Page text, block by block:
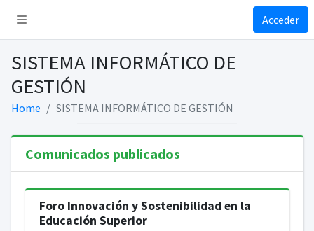
Acceder
SISTEMA INFORMÁTICO DE
GESTIÓN
Home SISTEMA INFORMÁTICO DE GESTIÓN
Comunicados publicados
Foro Innovación y Sostenibilidad en la
Educación Superior